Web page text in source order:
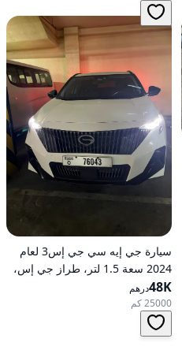
سيارة جي إيه سي جي إس3 لعام
2024 سعة 1.5 لتر، طراز جي إس،
تعمل بالبنزين، ناقل حركة
أوتوماتيكي، دفع أمامي
48Kدرهم
25000 كم